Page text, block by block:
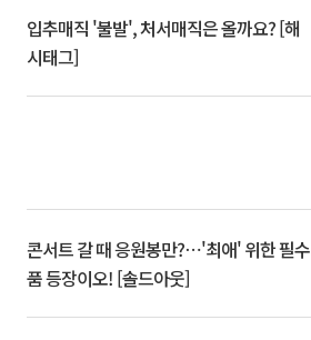
입추매직 '불발', 처서매직은 올까요? [해
시태그]
콘서트 갈 때 응원봉만?⋯'최애' 위한 필수
품 등장이오! [솔드아웃]